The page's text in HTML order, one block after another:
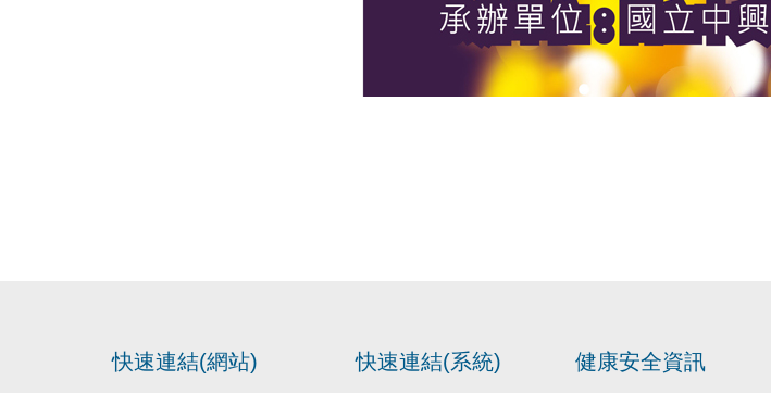
快速連結(網站) 快速連結(系統) 健康安全資訊